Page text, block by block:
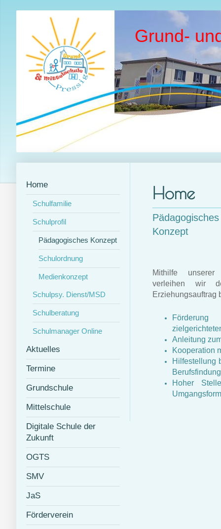
Grund-
Home
Schulfamilie
Schulprofil
Pädagogisches Konzept
Schulordnung
Medienkonzept
Schulpsy. Dienst/MSD
Schulberatung
Schulmanager Online
Aktuelles
Termine
Grundschule
Mittelschule
Digitale Schule der
Zukunft
OGTS
SMV
JaS
Förderverein
Home
Pädagogisches
Konzept
Mithilfe unserer
verleihen wir
Erziehungsauftrag
Anleitung
Kooperation
Hilfestellung
Berufsfindung
Hoher